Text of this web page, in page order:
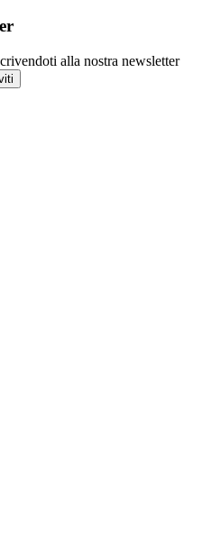
alla nostra newsletter